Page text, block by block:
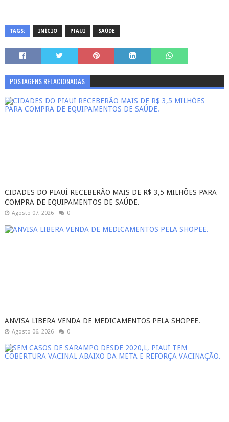
TAGS: INÍCIO PIAUÍ SAÚDE
POSTAGENS RELACIONADAS
CIDADES DO PIAUÍ RECEBERÃO MAIS DE R$ 3,5 MILHÕES PARA
COMPRA DE EQUIPAMENTOS DE SAÚDE.
Agosto 07, 2026 0
ANVISA LIBERA VENDA DE MEDICAMENTOS PELA SHOPEE.
Agosto 06, 2026 0